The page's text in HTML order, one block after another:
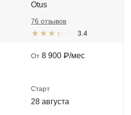
Otus
3.4
76 отзывов
От 8 900 ₽/мес
Старт
28 августа